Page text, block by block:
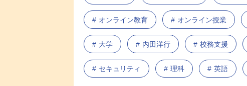
オンライン教育 オンライン授業
大学 内田洋行 校務支援
セキュリティ 理科 英語